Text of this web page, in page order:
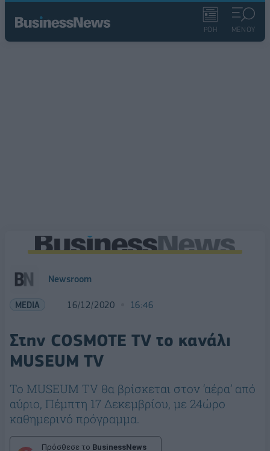
ΡΟΗ ΜΕΝΟΥ
Newsroom
MEDIA 16/12/2020 16:46
Στην COSMOTE TV το κανάλι
MUSEUM TV
Το MUSEUM TV θα βρίσκεται στον ‘αέρα’ από
αύριο, Πέμπτη 17 Δεκεμβρίου, με 24ώρο
καθημερινό πρόγραμμα.
Πρόσθεσε το BusinessNews